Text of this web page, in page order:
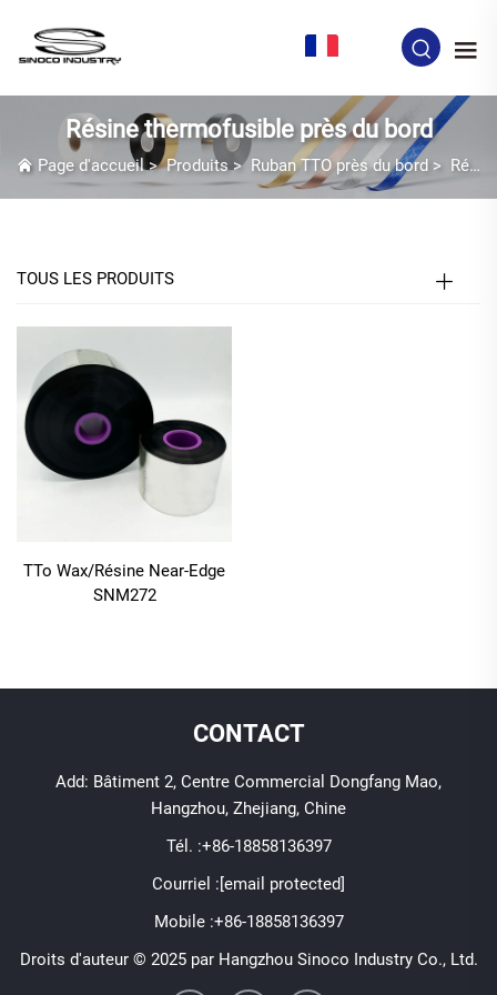
Résine thermofusible près du bord
Page d'accueil>Produits > Ruban TTO près du bord > Résine thermofusible près du bord
TOUS LES PRODUITS
TTo Wax/Résine Near-Edge
SNM272
CONTACT
Add: Bâtiment 2, Centre Commercial Dongfang Mao,
Hangzhou, Zhejiang, Chine
Tél. :+86-18858136397
Courriel :[email protected]
Mobile :+86-18858136397
Droits d'auteur © 2025 par Hangzhou Sinoco Industry Co., Ltd.